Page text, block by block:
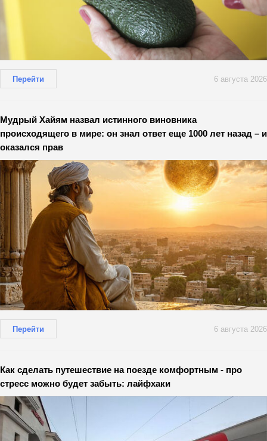
Перейти 6 августа 2026
Мудрый Хайям назвал истинного виновника
происходящего в мире: он знал ответ еще 1000 лет назад – и
оказался прав
Перейти 6 августа 2026
Как сделать путешествие на поезде комфортным - про
стресс можно будет забыть: лайфхаки